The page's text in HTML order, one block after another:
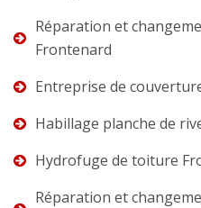
Réparation et
Frontenard
Entreprise de
Habillage planche de
Hydrofuge de toiture
Réparation et